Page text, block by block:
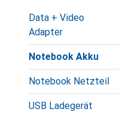
Data + Video
Adapter
Notebook Akku
Notebook Netzteil
USB Ladegerät